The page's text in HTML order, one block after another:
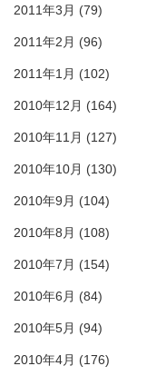
2011年3月 (79)
2011年2月 (96)
2011年1月 (102)
2010年12月 (164)
2010年11月 (127)
2010年10月 (130)
2010年9月 (104)
2010年8月 (108)
2010年7月 (154)
2010年6月 (84)
2010年5月 (94)
2010年4月 (176)